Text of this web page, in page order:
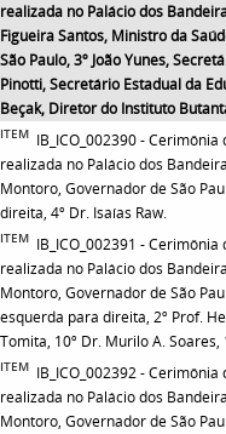
realizada no Palácio dos
Figueira Santos, Ministro da
São Paulo, 3º João Yunes,
Pinotti, Secretário Estadual da
Beçak, Diretor do Instituto
ITEM IB_ICO_002390 -
realizada no Palácio dos
Montoro, Governador de São
direita, 4º Dr. Isaías Raw.
ITEM IB_ICO_002391 -
realizada no Palácio dos
Montoro, Governador de São
esquerda para direita, 2º Prof.
Tomita, 10º Dr. Murilo A. Soares,
ITEM IB_ICO_002392 -
realizada no Palácio dos
Montoro, Governador de São